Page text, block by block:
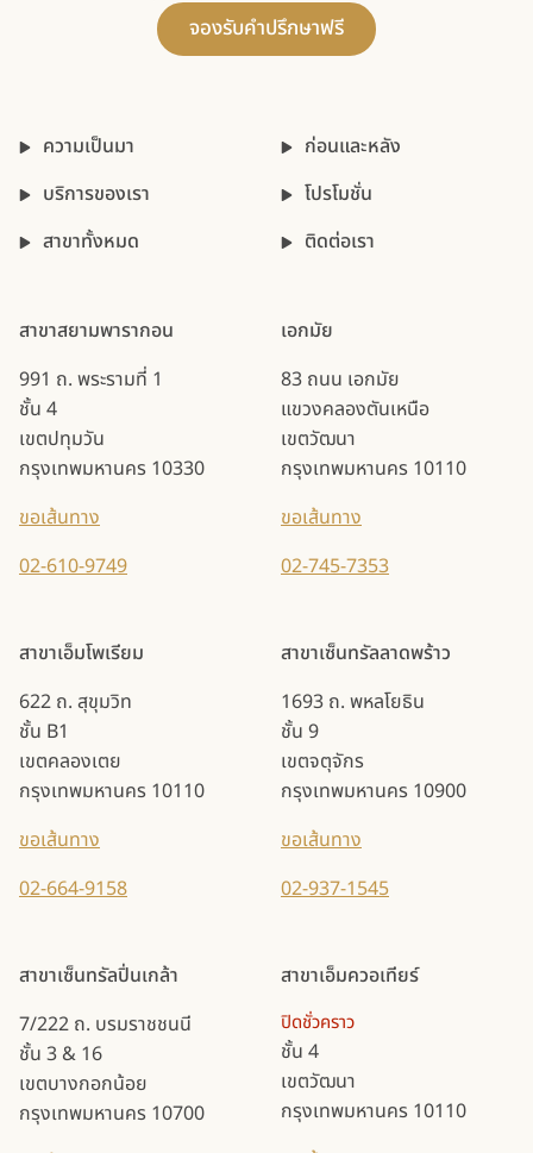
จองรับคำปรึกษาฟรี
ความเป็นมา
บริการของเรา
สาขาทั้งหมด
ก่อนและหลัง
โปรโมชั่น
ติดต่อเรา
สาขาสยามพารากอน
991 ถ. พระรามที่ 1
ชั้น 4
เขตปทุมวัน
กรุงเทพมหานคร 10330
ขอเส้นทาง
02-610-9749
เอกมัย
83 ถนน เอกมัย
แขวงคลองตันเหนือ
เขตวัฒนา
กรุงเทพมหานคร 10110
ขอเส้นทาง
02-745-7353
สาขาเอ็มโพเรียม
622 ถ. สุขุมวิท
ชั้น B1
เขตคลองเตย
กรุงเทพมหานคร 10110
ขอเส้นทาง
02-664-9158
สาขาเซ็นทรัลลาดพร้าว
1693 ถ. พหลโยธิน
ชั้น 9
เขตจตุจักร
กรุงเทพมหานคร 10900
ขอเส้นทาง
02-937-1545
สาขาเซ็นทรัลปิ่นเกล้า
7/222 ถ. บรมราชชนนี
ชั้น 3 & 16
เขตบางกอกน้อย
กรุงเทพมหานคร 10700
สาขาเอ็มควอเทียร์
ปิดชั่วคราว
ชั้น 4
เขตวัฒนา
กรุงเทพมหานคร 10110